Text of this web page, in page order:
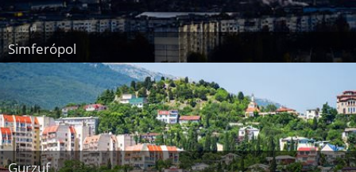
Simferópol
Gurzuf